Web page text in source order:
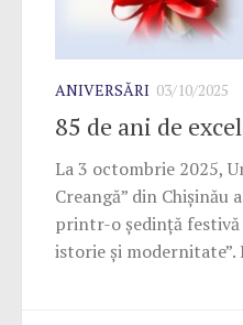
ANIVERSĂRI 03/10/2025
85 de ani de
La 3 octombrie 2025,
Creangă” din Chișinău
printr-o ședință festivă
istorie și modernitate”.